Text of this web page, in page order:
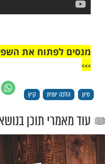
''שהחיינו'':